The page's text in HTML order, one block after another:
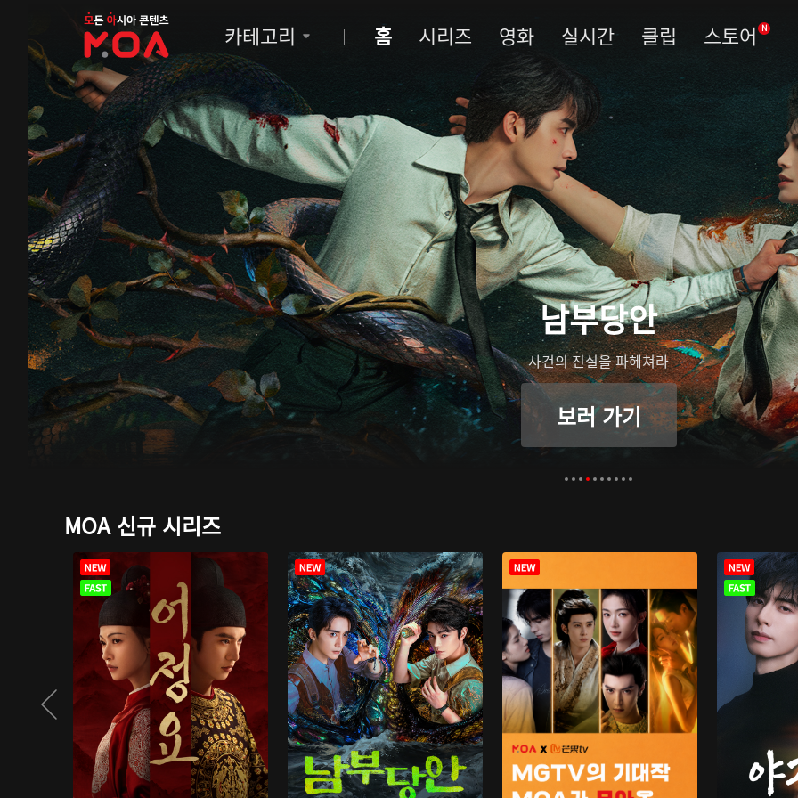
MOA
카테고리 홈 시리즈 영화 실시간 클립 스토어 N
남부당안
사건의 진실을 파헤쳐라
보러 가기
MOA 신규 시리즈